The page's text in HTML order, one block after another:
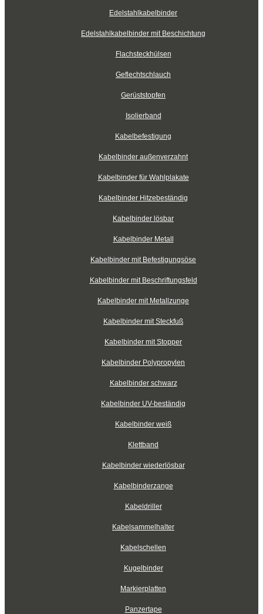
Edelstahlkabelbinder
Edelstahlkabelbinder mit Beschichtung
Flachsteckhülsen
Geflechtschlauch
Gerüststopfen
Isolierband
Kabelbefestigung
Kabelbinder außenverzahnt
Kabelbinder für Wahlplakate
Kabelbinder Hitzebeständig
Kabelbinder lösbar
Kabelbinder Metall
Kabelbinder mit Befestigungsöse
Kabelbinder mit Beschriftungsfeld
Kabelbinder mit Metallzunge
Kabelbinder mit Steckfuß
Kabelbinder mit Stopper
Kabelbinder Polypropylen
Kabelbinder schwarz
Kabelbinder UV-beständig
Kabelbinder weiß
Klettband
Kabelbinder wiederlösbar
Kabelbinderzange
Kabeldriller
Kabelsammelhalter
Kabelschellen
Kugelbinder
Markierplatten
Panzertape